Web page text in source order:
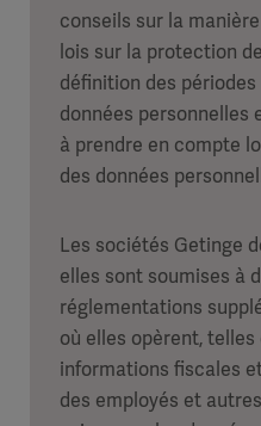
conseils sur la
lois sur la protection
définition des
données personnelles
à prendre en compte
des données
Les sociétés Getinge
elles sont soumises à
réglementations
où elles opèrent,
informations fiscales
des employés et